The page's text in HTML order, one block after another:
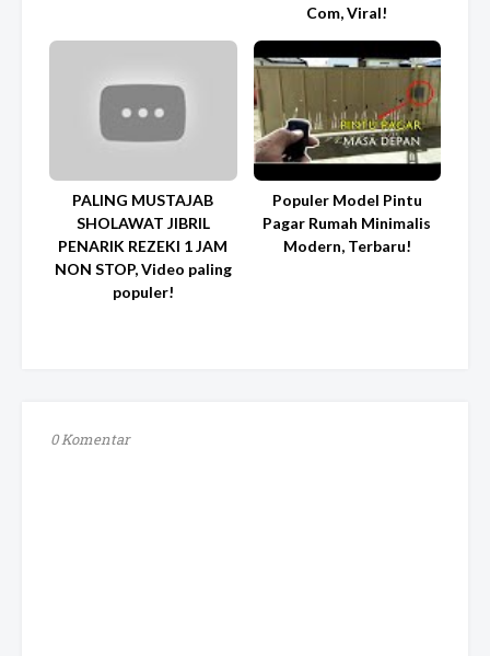
Com, Viral!
PALING MUSTAJAB
SHOLAWAT JIBRIL
PENARIK REZEKI 1 JAM
NON STOP, Video paling
populer!
Populer Model Pintu
Pagar Rumah Minimalis
Modern, Terbaru!
0 Komentar